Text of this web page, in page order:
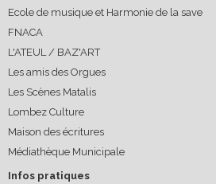
Ecole de musique et Harmonie de la save
FNACA
L'ATEUL / BAZ'ART
Les amis des Orgues
Les Scènes Matalis
Lombez Culture
Maison des écritures
Médiathèque Municipale
Infos pratiques